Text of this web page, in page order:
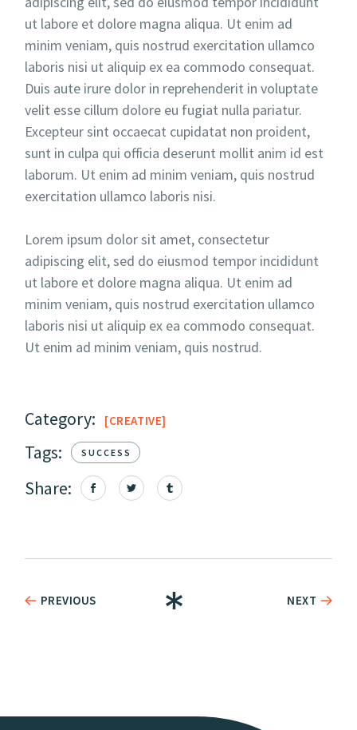
ut labore et dolore magna aliqua. Ut enim ad
minim veniam, quis nostrud exercitation ullamco
laboris nisi ut aliquip ex ea commodo consequat.
Duis aute irure dolor in reprehenderit in voluptate
velit esse cillum dolore eu fugiat nulla pariatur.
Excepteur sint occaecat cupidatat non proident,
sunt in culpa qui officia deserunt mollit anim id est
laborum. Ut enim ad minim veniam, quis nostrud
exercitation ullamco laboris nisi.
Lorem ipsum dolor sit amet, consectetur
adipiscing elit, sed do eiusmod tempor incididunt
ut labore et dolore magna aliqua. Ut enim ad
minim veniam, quis nostrud exercitation ullamco
laboris nisi ut aliquip ex ea commodo consequat.
Ut enim ad minim veniam, quis nostrud.
Category: CREATIVE
Tags: SUCCESS
Share:
PREVIOUS NEXT